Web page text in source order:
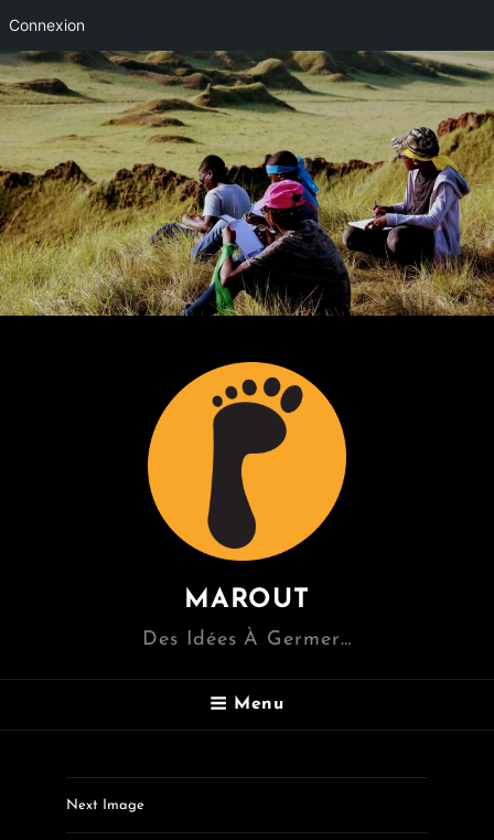
Connexion
MAROUT
Des Idées À Germer…
Menu
Next Image